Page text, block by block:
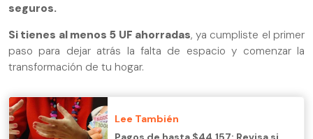
seguros.
Si tienes al menos 5 UF ahorradas, ya cumpliste el primer
paso para dejar atrás la falta de espacio y comenzar la
transformación de tu hogar.
Lee También